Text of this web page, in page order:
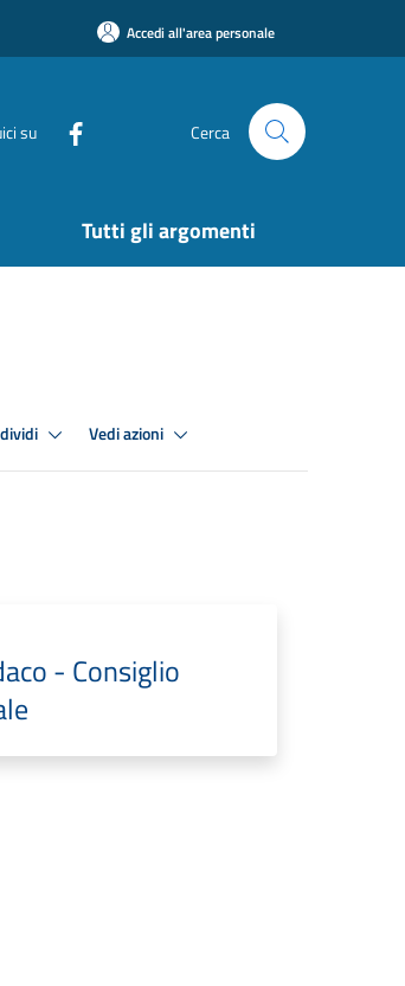
Accedi all'area personale
su Cerca
Tutti gli argomenti
Vedi azioni
- Consiglio